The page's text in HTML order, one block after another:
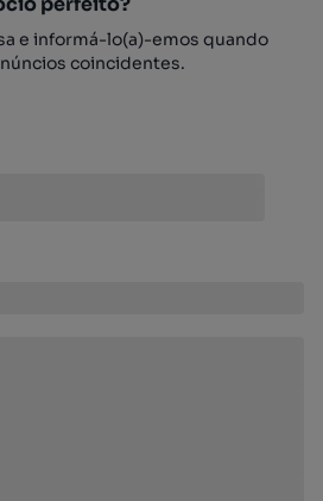
e informá-lo(a)-emos quando
coincidentes.